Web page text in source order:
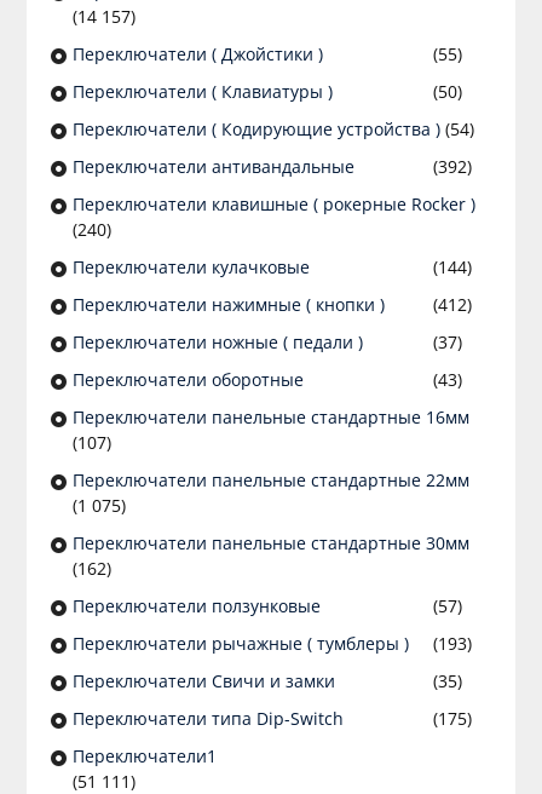
(14 157)
Переключатели ( Джойстики )
(55)
Переключатели ( Клавиатуры )
(50)
Переключатели ( Кодирующие устройства )(54)
Переключатели антивандальные
(392)
Переключатели клавишные ( рокерные Rocker )
(240)
Переключатели кулачковые
(144)
Переключатели нажимные ( кнопки )
(412)
Переключатели ножные ( педали )
(37)
Переключатели оборотные
(43)
Переключатели панельные стандартные 16мм
(107)
Переключатели панельные стандартные 22мм
(1 075)
Переключатели панельные стандартные 30мм
(162)
Переключатели ползунковые
(57)
Переключатели рычажные ( тумблеры )
(193)
Переключатели Свичи и замки
(35)
Переключатели типа Dip-Switch
(175)
Переключатели1
(51 111)